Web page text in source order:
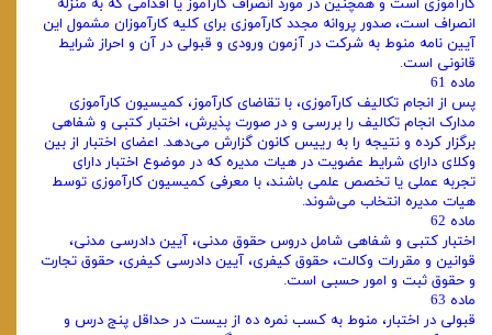
کارآموزی است و همچنین در مورد انصراف کارآموز یا اقدامی که به ‌منزله
انصراف است، صدور پروانه مجدد کارآموزی برای کلیه کارآموزان مشمول این
آیین نامه منوط به شرکت در آزمون ورودی و قبولی در آن و احراز شرایط
قانونی است.
ماده 61
پس از انجام تکالیف کارآموزی، با تقاضای کارآموز، کمیسیون کارآموزی
مدارک انجام تکالیف را بررسی و در صورت پذیرش، اختبار کتبی و شفاهی
برگزار کرده و نتیجه را به رییس کانون گزارش می‌دهد. اعضای اختبار از بین
وکلای دارای شرایط عضویت در هیات ‌مدیره که در موضوع اختبار دارای
تجربه عملی یا تخصص علمی باشند، با معرفی کمیسیون کارآموزی توسط
هیات‌ مدیره انتخاب می‌شوند.
ماده 62
اختبار کتبی و شفاهی شامل دروس حقوق مدنی، آیین دادرسی مدنی،
قوانین و مقررات وکالت، حقوق کیفری، آیین دادرسی کیفری، حقوق تجارت
و حقوق ثبت و امور حسبی است.
ماده 63
قبولی در اختبار، منوط به کسب نمره ده از بیست در حداقل پنج درس و